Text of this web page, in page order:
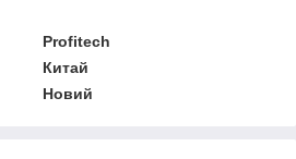
Profitech
Китай
Новий